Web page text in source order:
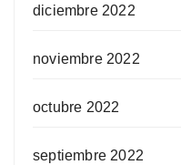
diciembre 2022
noviembre 2022
octubre 2022
septiembre 2022